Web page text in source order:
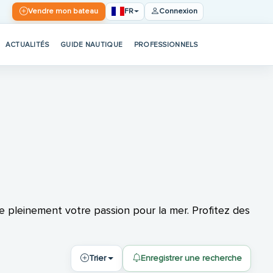
Vendre mon bateau FR Connexion
ACTUALITÉS GUIDE NAUTIQUE PROFESSIONNELS
votre passion pour la mer. Profitez des
Trier Enregistrer une recherche